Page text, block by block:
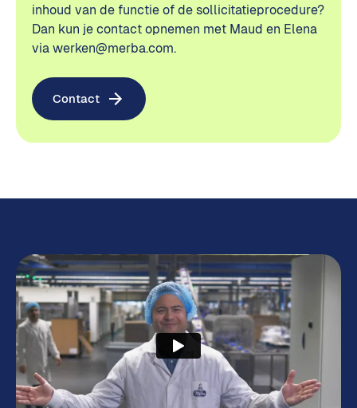
inhoud van de functie of de sollicitatieprocedure?
Dan kun je contact opnemen met Maud en Elena
via werken@merba.com.
Contact